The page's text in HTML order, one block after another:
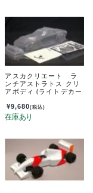
アスカクリエート ラ
ンチアストラトス クリ
アボディ (ライトデカー
¥9,680(税込)